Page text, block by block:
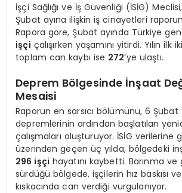
İşçi Sağlığı ve İş Güvenliği (İSİG) Meclisi,
Şubat ayına ilişkin iş cinayetleri
Rapora göre, Şubat ayında Türkiye
işçi çalışırken yaşamını yitirdi. Yılın ilk
toplam can kaybı ise 272’ye ulaştı.
Deprem Bölgesinde İnşaat
Mesaisi
Raporun en sarsıcı bölümünü, 6 Şubat
depremlerinin ardından başlatılan
çalışmaları oluşturuyor. İSİG verilerine
üzerinden geçen üç yılda, bölgedeki
296 işçi hayatını kaybetti. Barınma ve
sürdüğü bölgede, işçilerin hız baskısı
kıskacında can verdiği vurgulanıyor.